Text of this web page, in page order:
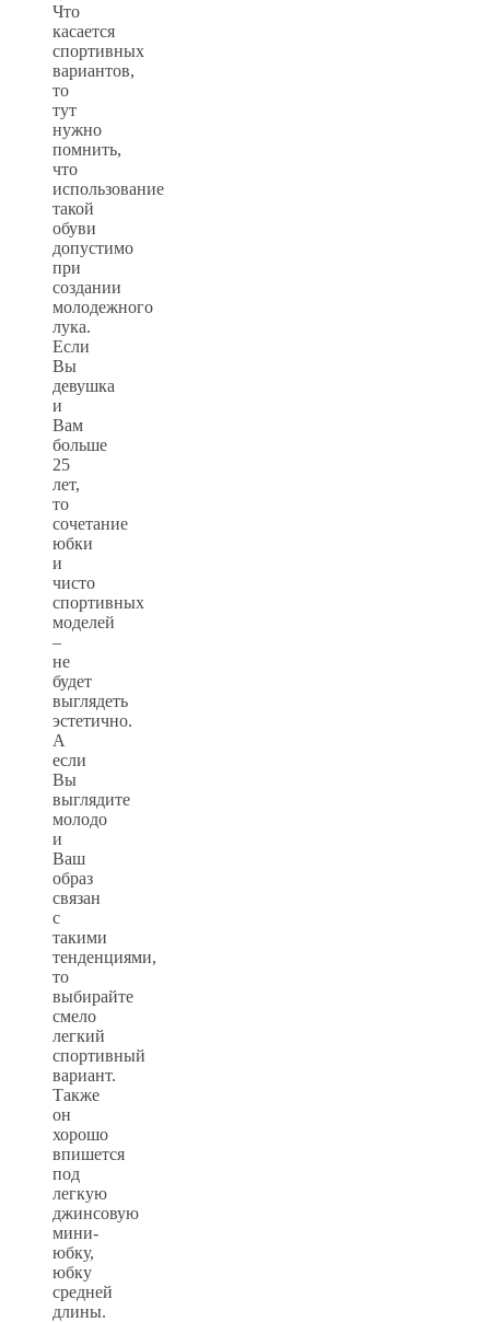
Что
касается
спортивных
вариантов,
то
тут
нужно
помнить,
что
использование
такой
обуви
допустимо
при
создании
молодежного
лука.
Если
Вы
девушка
и
Вам
больше
25
лет,
то
сочетание
юбки
и
чисто
спортивных
моделей
–
не
будет
выглядеть
эстетично.
А
если
Вы
выглядите
молодо
и
Ваш
образ
связан
с
такими
тенденциями,
то
выбирайте
смело
легкий
спортивный
вариант.
Также
он
хорошо
впишется
под
легкую
джинсовую
мини-
юбку,
юбку
средней
длины.